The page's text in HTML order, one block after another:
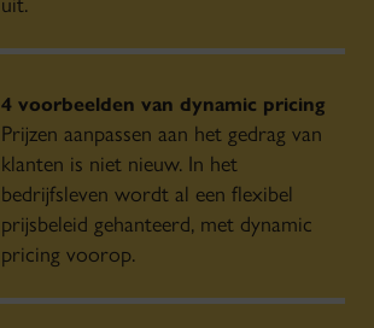
4 voorbeelden van dynamic pricing
Prijzen aanpassen aan het gedrag van
klanten is niet nieuw. In het
bedrijfsleven wordt al een flexibel
prijsbeleid gehanteerd, met dynamic
pricing voorop.